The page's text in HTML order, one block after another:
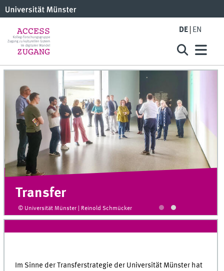
DE EN
Transfer
© Universität Münster | Reinold Schmücker
Im Sinne der Transferstrategie der Universität Münster hat